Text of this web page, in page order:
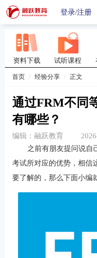
登录/注册
资料下载 试听课程
首页 经验分享 正文
通过FRM不同
有哪些？
编辑：融跃教育
之前有朋友提问说自
考试所对应的优势，相信
要了解的，那么下面小编